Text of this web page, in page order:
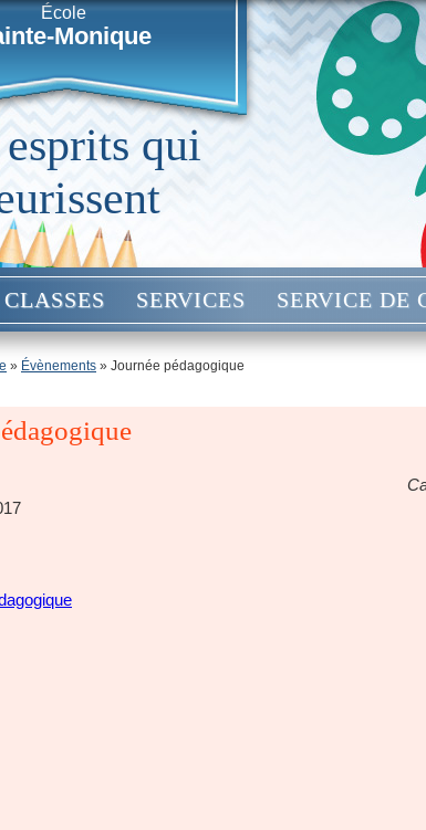
École
Monique
esprits qui
CLASSES SERVICES SERVICE DE
» Évènements » Journée pédagogique